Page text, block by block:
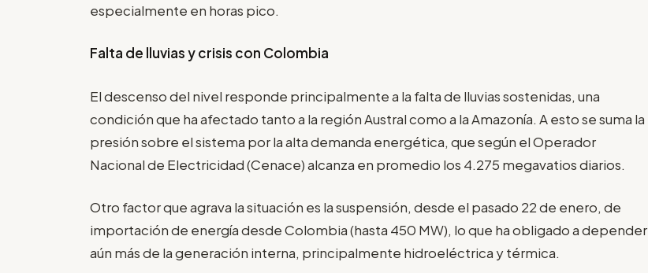
especialmente en horas pico.
Falta de lluvias y crisis con Colombia
El descenso del nivel responde principalmente a la falta de lluvias sostenidas, una
condición que ha afectado tanto a la región Austral como a la Amazonía. A esto se suma la
presión sobre el sistema por la alta demanda energética, que según el Operador
Nacional de Electricidad (Cenace) alcanza en promedio los 4.275 megavatios diarios.
Otro factor que agrava la situación es la suspensión, desde el pasado 22 de enero, de
importación de energía desde Colombia (hasta 450 MW), lo que ha obligado a depender
aún más de la generación interna, principalmente hidroeléctrica y térmica.